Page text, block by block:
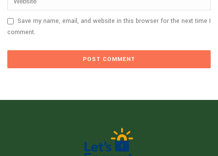
Save my name, email, and website in this browser for the next time I
comment.